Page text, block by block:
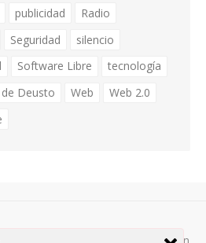
publicidad
Radio
Seguridad
silencio
Software Libre
tecnología
Deusto Web
Web 2.0